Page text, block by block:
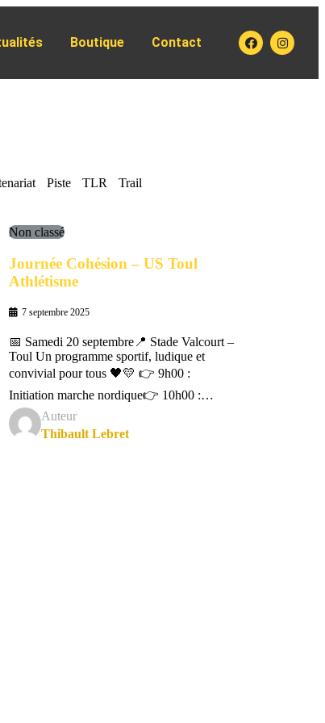
Boutique Contact
Piste TLR Trail
Non classé
Journée Cohésion – US Toul
Athlétisme
7 septembre 2025
📅 Samedi 20 septembre📍 Stade Valcourt –
Toul Un programme sportif, ludique et
convivial pour tous 🖤💛 👉 9h00 :
Initiation marche nordique👉 10h00 :…
Auteur
Thibault Lebret